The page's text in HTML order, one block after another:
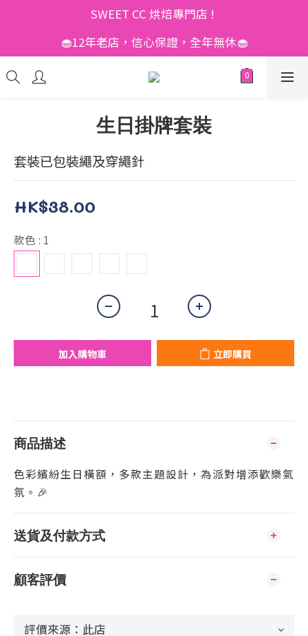
SWEET CC 烘焙專門店 !
🧁12年老店，信心保證，全年無休🧁
生日掛牌套裝
套裝已包裝繩及穿繩針
HK$38.00
款色 : 1
加入購物車 立即購買
商品描述
色彩繽紛生日橫額，多款主題設計，為派對增添歡樂氣
氛。🎉
送貨及付款方式
顧客評價